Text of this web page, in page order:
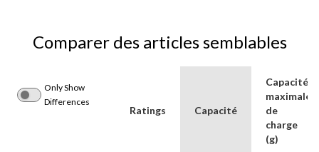
Comparer des articles semblables
Only Show
Differences
Ratings Capacité
Capacité
maximale
de
charge
(g)